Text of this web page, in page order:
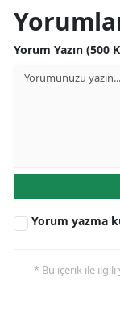
Yorum Yazın (500
Yorum yazma
* Bu içerik ile ilgili